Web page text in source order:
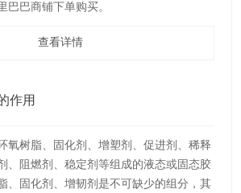
巴巴商铺下单购买。
查看详情
作用
氧树脂、固化剂、增塑剂、促进剂、稀释
、阻燃剂、稳定剂等组成的液态或固态胶
、固化剂、增韧剂是不可缺少的组分，其